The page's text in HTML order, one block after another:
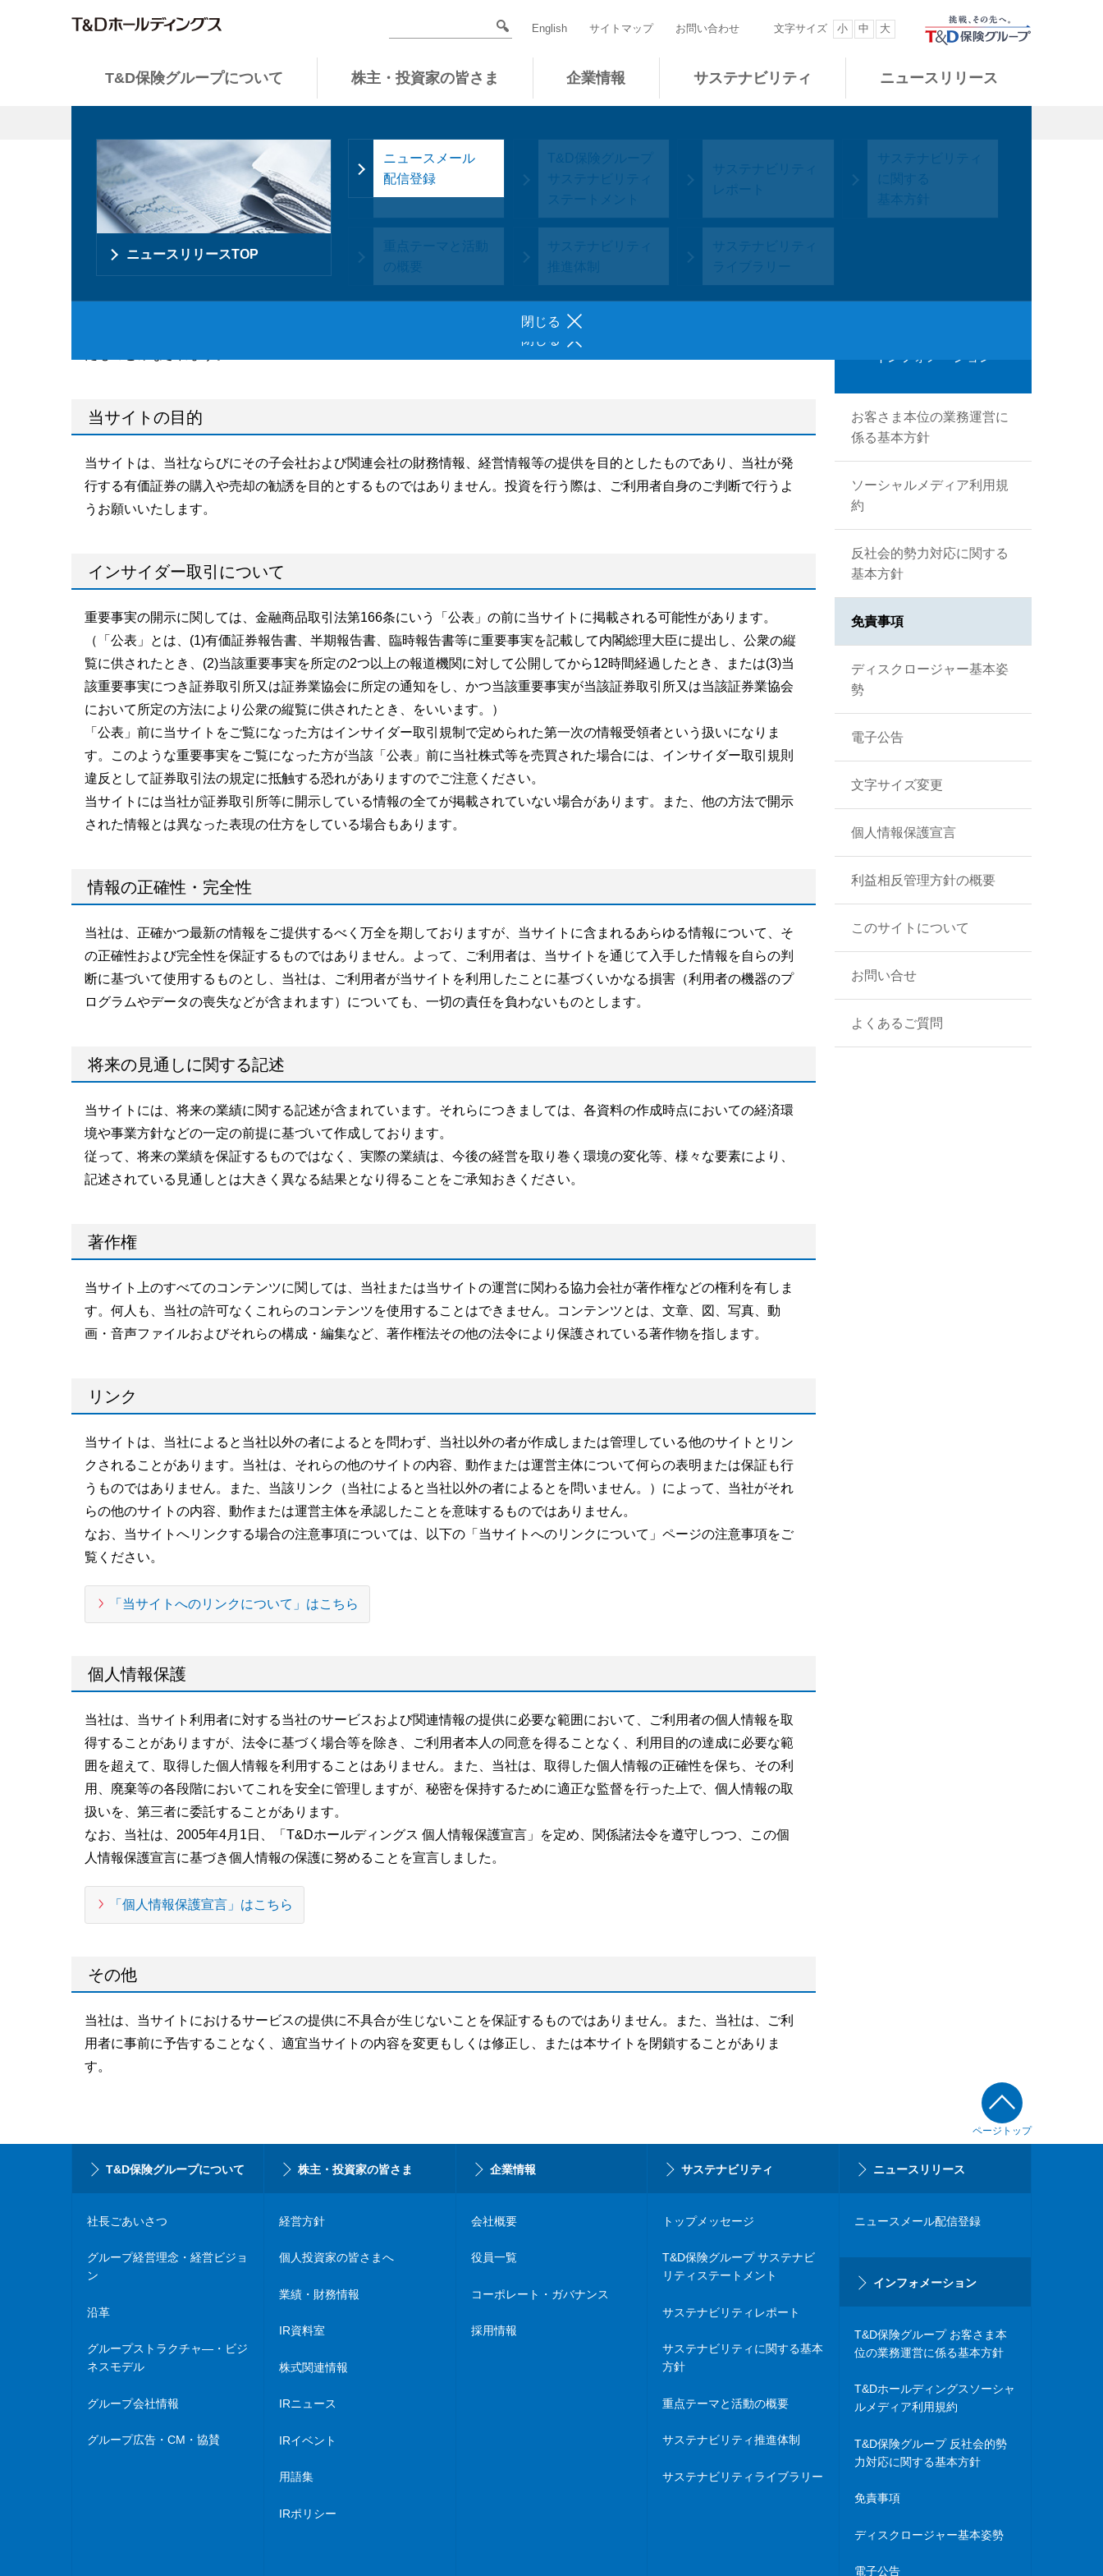
English サイトマップ お問い合わせ 文字サイズ 小 中 大
T&D保険グループについて 株主・投資家の皆さま 企業情報 サステナビリティ ニュースリリース
T&D保険グループについてTOP
社長ごあいさつ
グループ経営理
念・経営ビジョン
グループストラク
チャー・ビジネス
モデル
グループ会社情報
グループ広告・
CM・協賛
グループブランド
について
閉じる
株主・投資家の皆さまTOP
個人投資家の
皆さまへ
業績・財務情報
株式関連情報 IRニュース IRイベント
閉じる
企業情報TOP
役員一覧
ガバナンス
閉じる
サステナビリティ TOP
トップメッセージ
T&D保険グループ
サステナビリティ
ステートメント
サステナビリティ
レポート
サステナビリティ
に関する
基本方針
重点テーマと活動
の概要
サステナビリティ
推進体制
サステナビリティ
ライブラリー
閉じる
ニュースリリースTOP
ニュースメール
配信登録
閉じる
免責事項
T&Dホールディングス（以下、当社）のホームページ（以下、当サイト）をご利用される場合、以下の免責事項に同意し
当サイトの目的
当サイトは、当社ならびにその子会社および関連会社の財務情報、経営情報等の提供を目的としたものであり、当社が発
行する有価証券の購入や売却の勧誘を目的とするものではありません。投資を行う際は、ご利用者自身のご判断で行うよ
うお願いいたします。
インサイダー取引について
重要事実の開示に関しては、金融商品取引法第166条にいう「公表」の前に当サイトに掲載される可能性があります。
（「公表」とは、(1)有価証券報告書、半期報告書、臨時報告書等に重要事実を記載して内閣総理大臣に提出し、公衆の縦
覧に供されたとき、(2)当該重要事実を所定の2つ以上の報道機関に対して公開してから12時間経過したとき、または(3)当
該重要事実につき証券取引所又は証券業協会に所定の通知をし、かつ当該重要事実が当該証券取引所又は当該証券業協会
において所定の方法により公衆の縦覧に供されたとき、をいいます。）
「公表」前に当サイトをご覧になった方はインサイダー取引規制で定められた第一次の情報受領者という扱いになりま
す。このような重要事実をご覧になった方が当該「公表」前に当社株式等を売買された場合には、インサイダー取引規則
違反として証券取引法の規定に抵触する恐れがありますのでご注意ください。
当サイトには当社が証券取引所等に開示している情報の全てが掲載されていない場合があります。また、他の方法で開示
された情報とは異なった表現の仕方をしている場合もあります。
情報の正確性・完全性
当社は、正確かつ最新の情報をご提供するべく万全を期しておりますが、当サイトに含まれるあらゆる情報について、そ
の正確性および完全性を保証するものではありません。よって、ご利用者は、当サイトを通じて入手した情報を自らの判
断に基づいて使用するものとし、当社は、ご利用者が当サイトを利用したことに基づくいかなる損害（利用者の機器のプ
ログラムやデータの喪失などが含まれます）についても、一切の責任を負わないものとします。
将来の見通しに関する記述
当サイトには、将来の業績に関する記述が含まれています。それらにつきましては、各資料の作成時点においての経済環
境や事業方針などの一定の前提に基づいて作成しております。
従って、将来の業績を保証するものではなく、実際の業績は、今後の経営を取り巻く環境の変化等、様々な要素により、
記述されている見通しとは大きく異なる結果となり得ることをご承知おきください。
著作権
当サイト上のすべてのコンテンツに関しては、当社または当サイトの運営に関わる協力会社が著作権などの権利を有しま
す。何人も、当社の許可なくこれらのコンテンツを使用することはできません。コンテンツとは、文章、図、写真、動
画・音声ファイルおよびそれらの構成・編集など、著作権法その他の法令により保護されている著作物を指します。
リンク
当サイトは、当社によると当社以外の者によるとを問わず、当社以外の者が作成しまたは管理している他のサイトとリン
クされることがあります。当社は、それらの他のサイトの内容、動作または運営主体について何らの表明または保証も行
うものではありません。また、当該リンク（当社によると当社以外の者によるとを問いません。）によって、当社がそれ
らの他のサイトの内容、動作または運営主体を承認したことを意味するものではありません。
なお、当サイトへリンクする場合の注意事項については、以下の「当サイトへのリンクについて」ページの注意事項をご
覧ください。
「当サイトへのリンクについて」はこちら
個人情報保護
当社は、当サイト利用者に対する当社のサービスおよび関連情報の提供に必要な範囲において、ご利用者の個人情報を取
得することがありますが、法令に基づく場合等を除き、ご利用者本人の同意を得ることなく、利用目的の達成に必要な範
囲を超えて、取得した個人情報を利用することはありません。また、当社は、取得した個人情報の正確性を保ち、その利
用、廃棄等の各段階においてこれを安全に管理しますが、秘密を保持するために適正な監督を行った上で、個人情報の取
扱いを、第三者に委託することがあります。
なお、当社は、2005年4月1日、「T&Dホールディングス 個人情報保護宣言」を定め、関係諸法令を遵守しつつ、この個
人情報保護宣言に基づき個人情報の保護に努めることを宣言しました。
「個人情報保護宣言」はこちら
その他
当社は、当サイトにおけるサービスの提供に不具合が生じないことを保証するものではありません。また、当社は、ご利
用者に事前に予告することなく、適宜当サイトの内容を変更もしくは修正し、または本サイトを閉鎖することがありま
す。
インフォメーション
お客さま本位の業務運営に
係る基本方針
ソーシャルメディア利用規
約
反社会的勢力対応に関する
基本方針
免責事項
ディスクロージャー基本姿
勢
電子公告
文字サイズ変更
個人情報保護宣言
利益相反管理方針の概要
このサイトについて
お問い合せ
よくあるご質問
ページトップ
T&D保険グループについて
社長ごあいさつ
グループ経営理念・経営ビジョ
ン
沿革
グループストラクチャ―・ビジ
ネスモデル
グループ会社情報
グループ広告・CM・協賛
株主・投資家の皆さま
経営方針
個人投資家の皆さまへ
業績・財務情報
IR資料室
株式関連情報
IRニュース
IRイベント
用語集
IRポリシー
企業情報
会社概要
役員一覧
コーポレート・ガバナンス
採用情報
サステナビリティ
トップメッセージ
T&D保険グループ サステナビ
リティステートメント
サステナビリティレポート
サステナビリティに関する基本
方針
重点テーマと活動の概要
サステナビリティ推進体制
サステナビリティライブラリー
ニュースリリース
ニュースメール配信登録
インフォメーション
T&D保険グループ お客さま本
位の業務運営に係る基本方針
T&Dホールディングスソーシャ
ルメディア利用規約
T&D保険グループ 反社会的勢
力対応に関する基本方針
免責事項
ディスクロージャー基本姿勢
電子公告